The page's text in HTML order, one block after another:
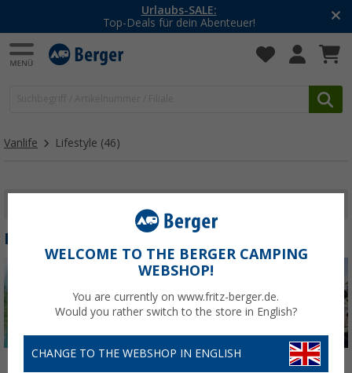
-20% auf Kleidung und Schuhe
Mit dem Aktionscode20SSV
Vanlife Lifestyle (46)
LIFESTYLE
WELCOME TO THE BERGER CAMPING
WEBSHOP!
You are currently on www.fritz-berger.de.
Would you rather switch to the store in English?
CHANGE TO THE WEBSHOP IN ENGLISH